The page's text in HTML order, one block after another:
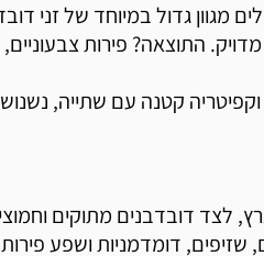
גדול במיוחד של זני
התוצאה? פירות צבעוניים,
קטנה עם שתייה,
לצד דובדבנים מתוקים
דומדמניות ושפע